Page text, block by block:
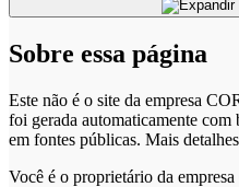
Sobre essa página
Este não é o site da empresa
foi gerada automaticamente
em fontes públicas. Mais
Você é o proprietário da